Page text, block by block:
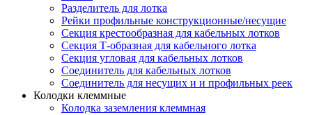
Разделитель для лотка
Рейки профильные конструкционные/несущие
Секция крестообразная для кабельных лотков
Секция Т-образная для кабельного лотка
Секция угловая для кабельных лотков
Соединитель для кабельных лотков
Соединитель для несущих и и профильных реек
Колодки клеммные
Колодка заземления клеммная